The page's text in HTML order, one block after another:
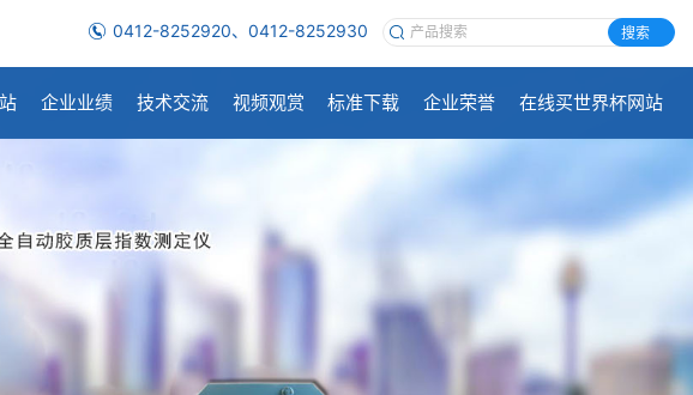
0412-8252920、0412-8252930 搜索
企业业绩 技术交流 视频观赏 标准下载 企业荣誉 在线买世界杯网站